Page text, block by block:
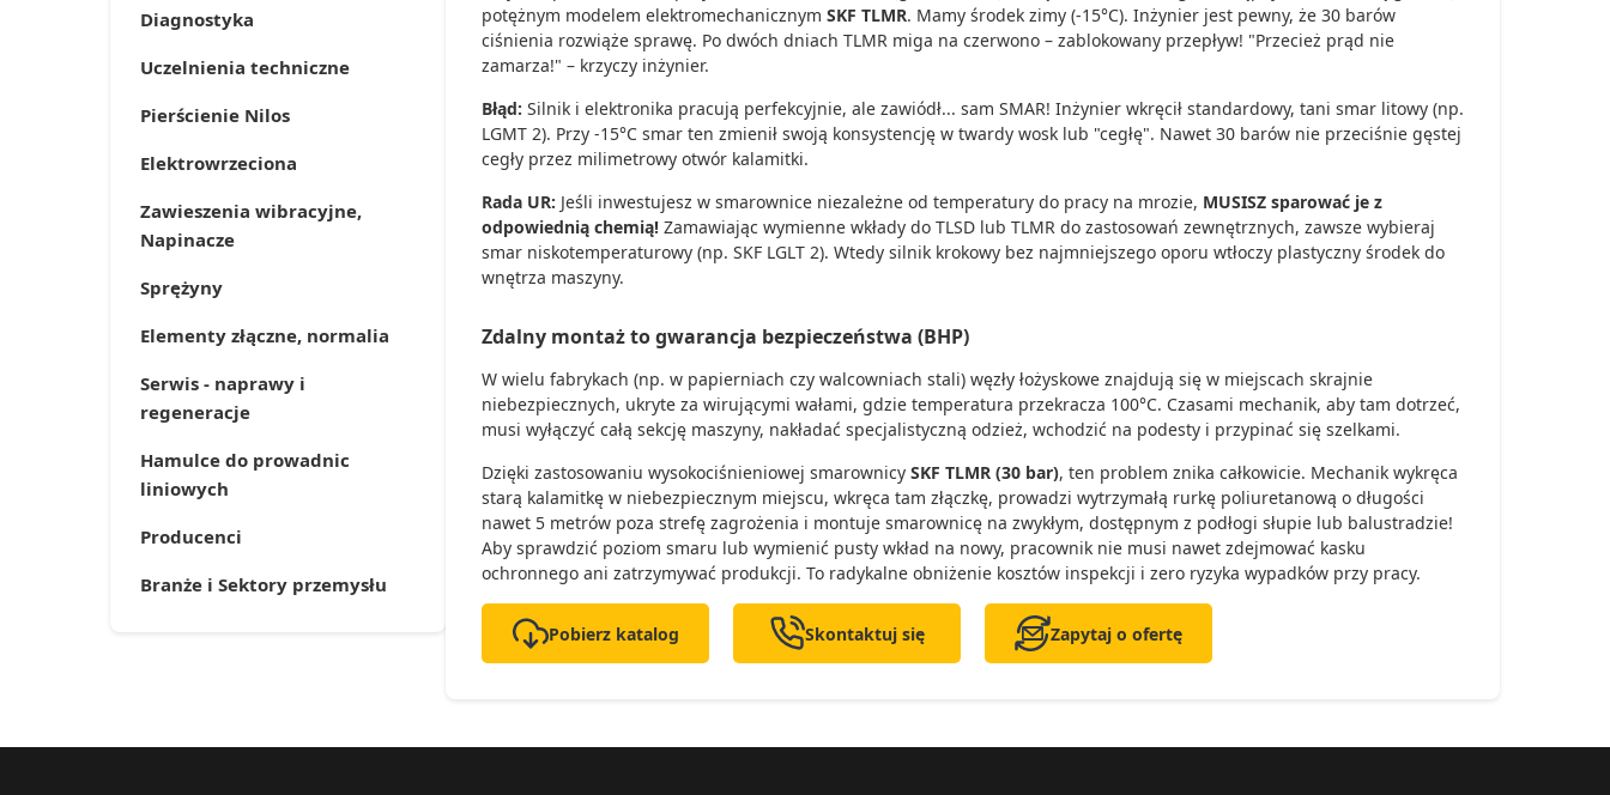
Diagnostyka
Uczelnienia techniczne
Pierścienie Nilos
Elektrowrzeciona
Zawieszenia wibracyjne,
Napinacze
Sprężyny
Elementy złączne, normalia
Serwis - naprawy i
regeneracje
Hamulce do prowadnic
liniowych
Producenci
Branże i Sektory przemysłu
potężnym modelem elektromechanicznym SKF TLMR. Mamy środek zimy (-15°C). Inżynier jest pewny, że 30 barów
ciśnienia rozwiąże sprawę. Po dwóch dniach TLMR miga na czerwono – zablokowany przepływ! "Przecież prąd nie
zamarza!" – krzyczy inżynier.
Błąd: Silnik i elektronika pracują perfekcyjnie, ale zawiódł... sam SMAR! Inżynier wkręcił standardowy, tani smar litowy (np.
LGMT 2). Przy -15°C smar ten zmienił swoją konsystencję w twardy wosk lub "cegłę". Nawet 30 barów nie przeciśnie gęstej
cegły przez milimetrowy otwór kalamitki.
Rada UR: Jeśli inwestujesz w smarownice niezależne od temperatury do pracy na mrozie, MUSISZ sparować je z
odpowiednią chemią! Zamawiając wymienne wkłady do TLSD lub TLMR do zastosowań zewnętrznych, zawsze wybieraj
smar niskotemperaturowy (np. SKF LGLT 2). Wtedy silnik krokowy bez najmniejszego oporu wtłoczy plastyczny środek do
wnętrza maszyny.
Zdalny montaż to gwarancja bezpieczeństwa (BHP)
W wielu fabrykach (np. w papierniach czy walcowniach stali) węzły łożyskowe znajdują się w miejscach skrajnie
niebezpiecznych, ukryte za wirującymi wałami, gdzie temperatura przekracza 100°C. Czasami mechanik, aby tam dotrzeć,
musi wyłączyć całą sekcję maszyny, nakładać specjalistyczną odzież, wchodzić na podesty i przypinać się szelkami.
Dzięki zastosowaniu wysokociśnieniowej smarownicy SKF TLMR (30 bar), ten problem znika całkowicie. Mechanik wykręca
starą kalamitkę w niebezpiecznym miejscu, wkręca tam złączkę, prowadzi wytrzymałą rurkę poliuretanową o długości
nawet 5 metrów poza strefę zagrożenia i montuje smarownicę na zwykłym, dostępnym z podłogi słupie lub balustradzie!
Aby sprawdzić poziom smaru lub wymienić pusty wkład na nowy, pracownik nie musi nawet zdejmować kasku
ochronnego ani zatrzymywać produkcji. To radykalne obniżenie kosztów inspekcji i zero ryzyka wypadków przy pracy.
Pobierz katalog Skontaktuj się Zapytaj o ofertę